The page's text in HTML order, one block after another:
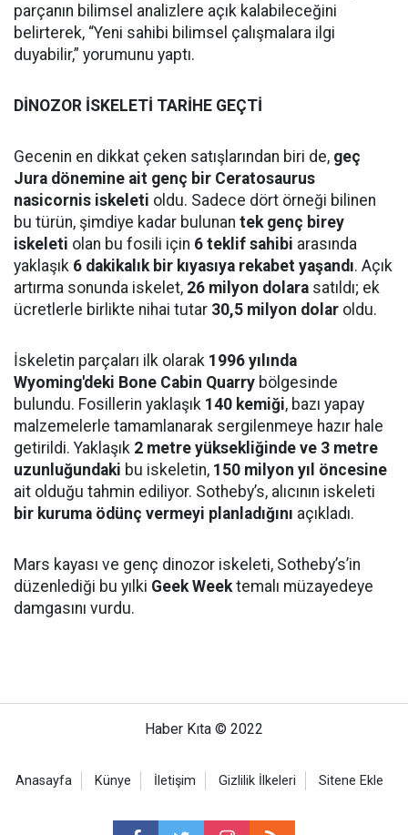
parçanın bilimsel analizlere açık kalabileceğini
belirterek, “Yeni sahibi bilimsel çalışmalara ilgi
duyabilir,” yorumunu yaptı.
DİNOZOR İSKELETİ TARİHE GEÇTİ
Gecenin en dikkat çeken satışlarından biri de, geç
Jura dönemine ait genç bir Ceratosaurus
nasicornis iskeleti oldu. Sadece dört örneği bilinen
bu türün, şimdiye kadar bulunan tek genç birey
iskeleti olan bu fosili için 6 teklif sahibi arasında
yaklaşık 6 dakikalık bir kıyasıya rekabet yaşandı. Açık
artırma sonunda iskelet, 26 milyon dolara satıldı; ek
ücretlerle birlikte nihai tutar 30,5 milyon dolar oldu.
İskeletin parçaları ilk olarak 1996 yılında
Wyoming'deki Bone Cabin Quarry bölgesinde
bulundu. Fosillerin yaklaşık 140 kemiği, bazı yapay
malzemelerle tamamlanarak sergilenmeye hazır hale
getirildi. Yaklaşık 2 metre yüksekliğinde ve 3 metre
uzunluğundaki bu iskeletin, 150 milyon yıl öncesine
ait olduğu tahmin ediliyor. Sotheby’s, alıcının iskeleti
bir kuruma ödünç vermeyi planladığını açıkladı.
Mars kayası ve genç dinozor iskeleti, Sotheby’s’in
düzenlediği bu yılki Geek Weektemalı müzayedeye
damgasını vurdu.
Haber Kıta © 2022
Anasayfa Künye İletişim Gizlilik İlkeleri Sitene Ekle